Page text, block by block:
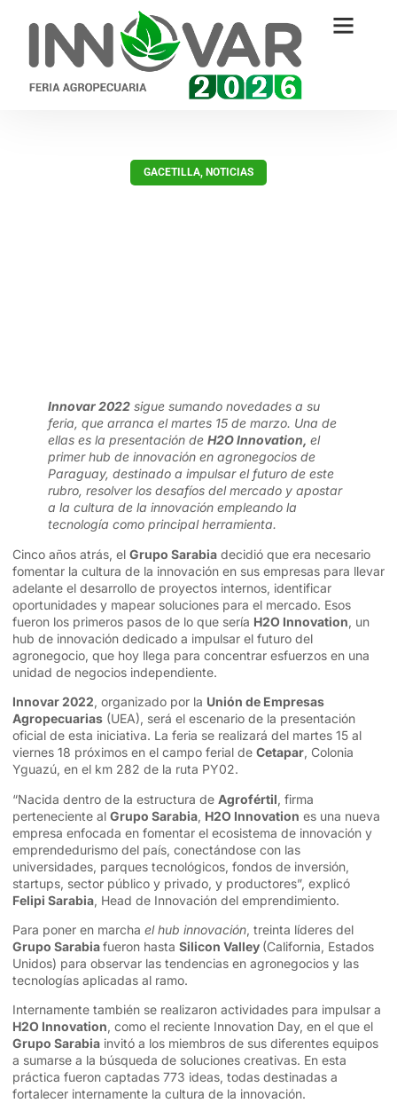
GACETILLA, NOTICIAS
Innovar 2022 sigue sumando novedades a su
feria, que arranca el martes 15 de marzo. Una de
ellas es la presentación de H2O Innovation, el
primer hub de innovación en agronegocios de
Paraguay, destinado a impulsar el futuro de este
rubro, resolver los desafíos del mercado y apostar
a la cultura de la innovación empleando la
tecnología como principal herramienta.
Cinco años atrás, el Grupo Sarabia decidió que era necesario
fomentar la cultura de la innovación en sus empresas para llevar
adelante el desarrollo de proyectos internos, identificar
oportunidades y mapear soluciones para el mercado. Esos
fueron los primeros pasos de lo que sería H2O Innovation, un
hub de innovación dedicado a impulsar el futuro del
agronegocio, que hoy llega para concentrar esfuerzos en una
unidad de negocios independiente.
Innovar 2022, organizado por la Unión de Empresas
Agropecuarias (UEA), será el escenario de la presentación
oficial de esta iniciativa. La feria se realizará del martes 15 al
viernes 18 próximos en el campo ferial de Cetapar, Colonia
Yguazú, en el km 282 de la ruta PY02.
“Nacida dentro de la estructura de Agrofértil, firma
perteneciente al Grupo Sarabia, H2O Innovation es una nueva
empresa enfocada en fomentar el ecosistema de innovación y
emprendedurismo del país, conectándose con las
universidades, parques tecnológicos, fondos de inversión,
startups, sector público y privado, y productores”, explicó
Felipi Sarabia, Head de Innovación del emprendimiento.
Para poner en marcha el hub innovación, treinta líderes del
Grupo Sarabiafueron hasta Silicon Valley (California, Estados
Unidos) para observar las tendencias en agronegocios y las
tecnologías aplicadas al ramo.
Internamente también se realizaron actividades para impulsar a
H2O Innovation, como el reciente Innovation Day, en el que el
Grupo Sarabia invitó a los miembros de sus diferentes equipos
a sumarse a la búsqueda de soluciones creativas. En esta
práctica fueron captadas 773 ideas, todas destinadas a
fortalecer internamente la cultura de la innovación.